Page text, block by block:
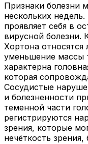
Признаки болезни
нескольких
проявляет себя в
вирусной болезни.
Хортона относятся
уменьшение массы
характерна
которая
Сосудистые
и болезненности
теменной части
регистрируются
зрения, которые
нечёткость зрения,